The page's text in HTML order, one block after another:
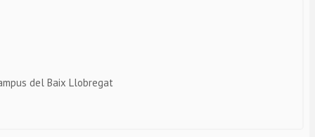
del Baix Llobregat